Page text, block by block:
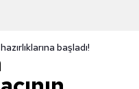
başladı!